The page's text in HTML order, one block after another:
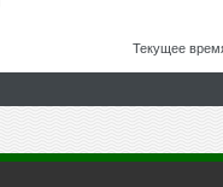
Текущее